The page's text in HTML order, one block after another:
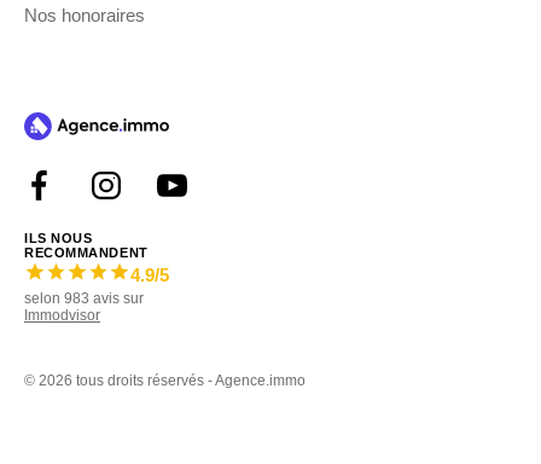
Nos honoraires
ILS NOUS
RECOMMANDENT
4.9/5
selon 983 avis sur
Immodvisor
© 2026 tous droits réservés - Agence.immo